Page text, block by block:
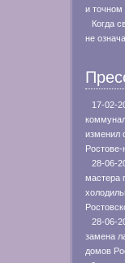
и точном
Когда
не
17-02-
изменил
28-06-
мастера
28-06-
замена
домов